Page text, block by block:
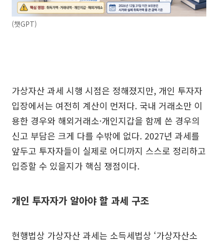
(챗GPT)
가상자산 과세 시행 시점은 정해졌지만, 개인 투자자
입장에서는 여전히 계산이 먼저다. 국내 거래소만 이
용한 경우와 해외거래소·개인지갑을 함께 쓴 경우의
신고 부담은 크게 다를 수밖에 없다. 2027년 과세를
앞두고 투자자들이 실제로 어디까지 스스로 정리하고
입증할 수 있을지가 핵심 쟁점이다.
개인 투자자가 알아야 할 과세 구조
현행법상 가상자산 과세는 소득세법상 ‘가상자산소